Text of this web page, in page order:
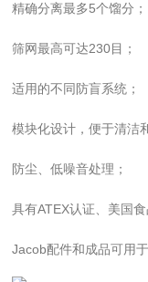
精确分离最多5个馏分；
筛网最高可达230目；
适用的不同防盲系统；
模块化设计，便于清洁
防尘、低噪音处理；
具有ATEX认证、美国
Jacob配件和成品可用